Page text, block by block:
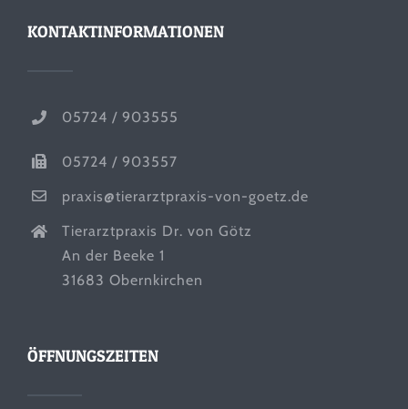
KONTAKTINFORMATIONEN
05724 / 903555
05724 / 903557
praxis@tierarztpraxis-von-goetz.de
Tierarztpraxis Dr. von Götz
An der Beeke 1
31683 Obernkirchen
ÖFFNUNGSZEITEN